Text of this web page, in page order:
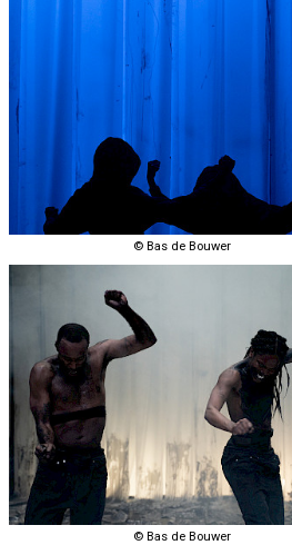
© Bas de Bouwer
© Bas de Bouwer